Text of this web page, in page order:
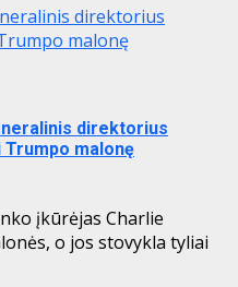
direktorius
malonę
direktorius
malonę
įkūrėjas Charlie
o jos stovykla tyliai